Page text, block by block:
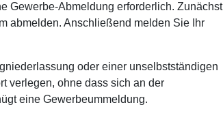
Gewerbe-Abmeldung erforderlich. Zunächst
abmelden. Anschließend melden Sie Ihr
oder einer unselbstständigen
verlegen, ohne dass sich an der
eine Gewerbeummeldung.